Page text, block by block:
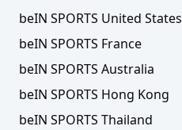
beIN SPORTS United States
beIN SPORTS France
beIN SPORTS Australia
beIN SPORTS Hong Kong
beIN SPORTS Thailand